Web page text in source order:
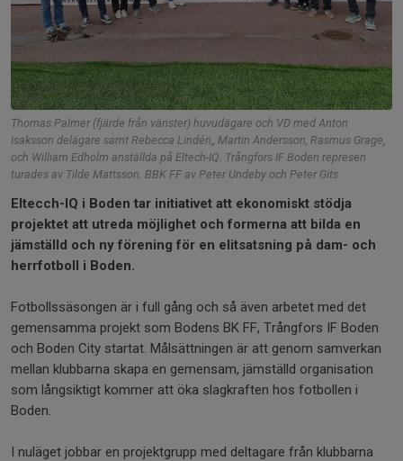
Thomas Palmer (fjärde från vänster) huvudägare och VD med Anton
Isaksson delägare samt Rebecca Lindén,, Martin Andersson, Rasmus Grage,
och William Edholm anställda på Eltech-IQ. Trångfors IF Boden represen
turades av Tilde Mattsson. BBK FF av Peter Undeby och Peter Gits
Eltecch-IQ i Boden tar initiativet att ekonomiskt stödja
projektet att utreda möjlighet och formerna att bilda en
jämställd och ny förening för en elitsatsning på dam- och
herrfotboll i Boden.
Fotbollssäsongen är i full gång och så även arbetet med det
gemensamma projekt som Bodens BK FF, Trångfors IF Boden
och Boden City startat. Målsättningen är att genom samverkan
mellan klubbarna skapa en gemensam, jämställd organisation
som långsiktigt kommer att öka slagkraften hos fotbollen i
Boden.
I nuläget jobbar en projektgrupp med deltagare från klubbarna